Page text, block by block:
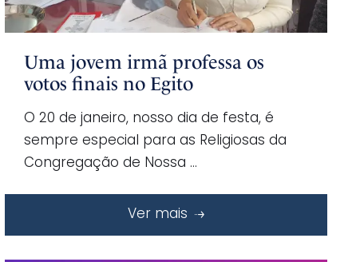
Uma jovem irmã professa os
votos finais no Egito
O 20 de janeiro, nosso dia de festa, é
sempre especial para as Religiosas da
Congregação de Nossa …
Ver mais